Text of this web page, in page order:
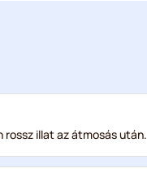
rossz illat az átmosás után.